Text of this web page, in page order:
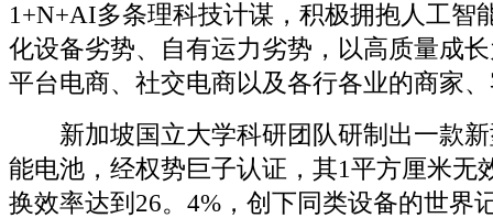
1+N+AI多条理科技计谋，积极拥抱人工智
化设备劣势、自有运力劣势，以高质量成
平台电商、社交电商以及各行各业的商家
新加坡国立大学科研团队研制出一款新
能电池，经权势巨子认证，其1平方厘米无
换效率达到26。4%，创下同类设备的世界